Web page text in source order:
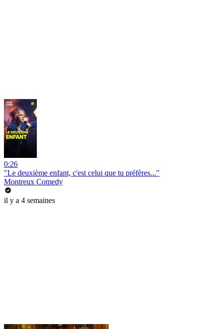
0:26
"Le deuxième enfant, c'est celui que tu préfères..."
Montreux Comedy
il y a 4 semaines